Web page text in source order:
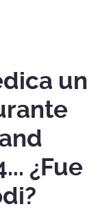
un
¿Fue